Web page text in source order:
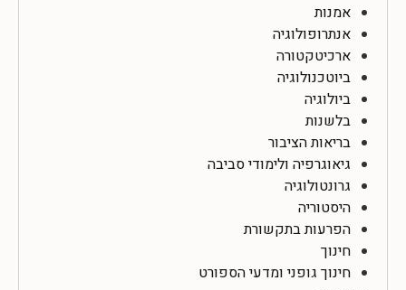
אמנות
אנתרופולוגיה
ארכיטקטורה
ביוטכנולוגיה
ביולוגיה
בלשנות
בריאות הציבור
גיאוגרפיה ולימודי סביבה
גרונטולוגיה
היסטוריה
הפרעות בתקשורת
חינוך
חינוך גופני ומדעי הספורט